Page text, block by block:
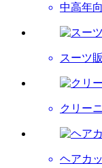
中高年
スーツ
クリー
ヘアカ